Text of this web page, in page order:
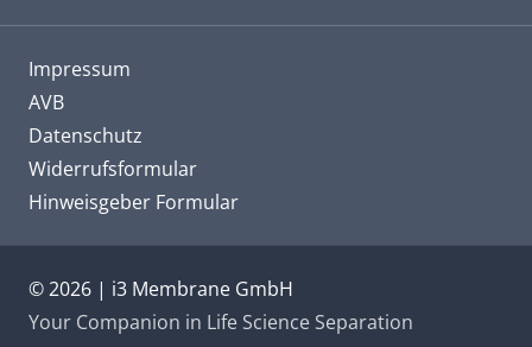
Impressum
AVB
Datenschutz
Widerrufsformular
Hinweisgeber Formular
© 2026 | i3 Membrane GmbH
Your Companion in Life Science Separation